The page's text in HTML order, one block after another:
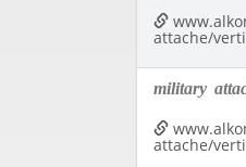
attache/
military
attache/